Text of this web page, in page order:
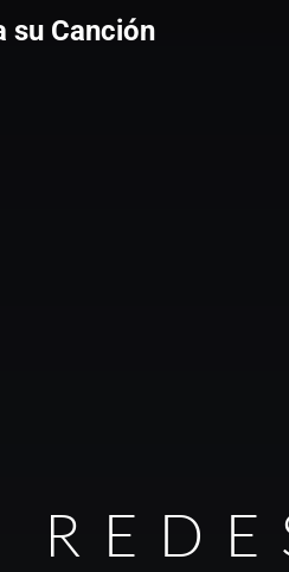
su Canción